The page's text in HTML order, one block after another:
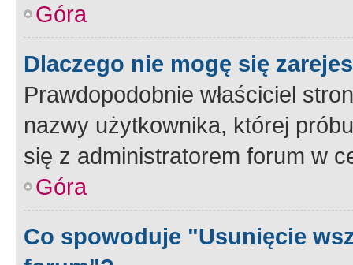
Góra
Dlaczego nie mogę się
Prawdopodobnie właściciel
nazwy użytkownika, której
się z administratorem forum w
Góra
Co spowoduje "Usunięcie